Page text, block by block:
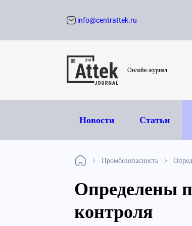
info@centrattek.ru
Онлайн-журнал
Новости Статьи
Промбезопасность
Определены
контроля